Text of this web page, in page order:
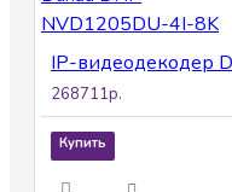
268711р.
Купить